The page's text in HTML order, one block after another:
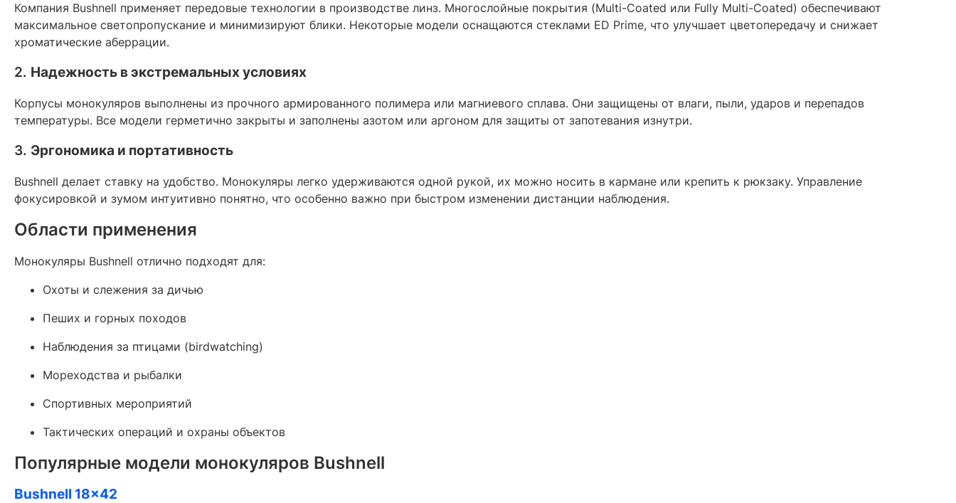
Компания Bushnell применяет передовые технологии в производстве линз. Многослойные покрытия (Multi-Coated или Fully Multi-Coated) обеспечивают
максимальное светопропускание и минимизируют блики. Некоторые модели оснащаются стеклами ED Prime, что улучшает цветопередачу и снижает
хроматические аберрации.
2. Надежность в экстремальных условиях
Корпусы монокуляров выполнены из прочного армированного полимера или магниевого сплава. Они защищены от влаги, пыли, ударов и перепадов
температуры. Все модели герметично закрыты и заполнены азотом или аргоном для защиты от запотевания изнутри.
3. Эргономика и портативность
Bushnell делает ставку на удобство. Монокуляры легко удерживаются одной рукой, их можно носить в кармане или крепить к рюкзаку. Управление
фокусировкой и зумом интуитивно понятно, что особенно важно при быстром изменении дистанции наблюдения.
Области применения
Монокуляры Bushnell отлично подходят для:
Охоты и слежения за дичью
Пеших и горных походов
Наблюдения за птицами (birdwatching)
Мореходства и рыбалки
Спортивных мероприятий
Тактических операций и охраны объектов
Популярные модели монокуляров Bushnell
Bushnell 18x42